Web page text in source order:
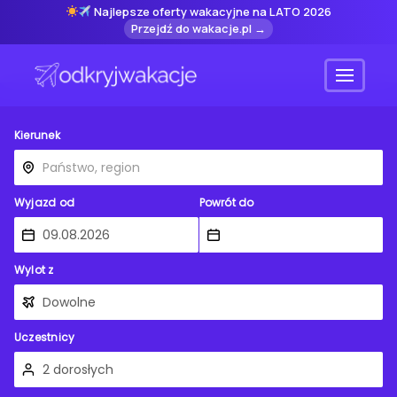
Najlepsze oferty wakacyjne na LATO 2026
Przejdź do wakacje.pl →
Menu
Kierunek
Wyjazd od Powrót do
Wylot z
Uczestnicy